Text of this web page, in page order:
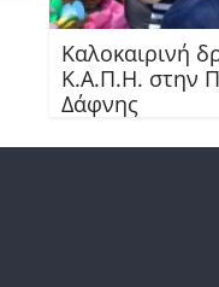
Καλοκαιρινή
Κ.Α.Π.Η. στην
Δάφνης